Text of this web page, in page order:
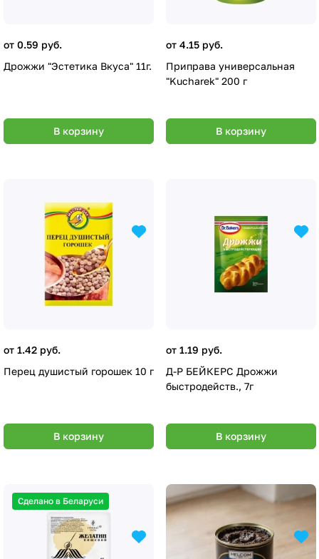
от 0.59 руб.
Дрожжи "Эстетика Вкуса" 11г.
В корзину
от 4.15 руб.
Приправа универсальная
"Kucharek" 200 г
В корзину
от 1.42 руб.
Перец душистый горошек 10 г
В корзину
от 1.19 руб.
Д-Р БЕЙКЕРС Дрожжи
быстродейств., 7г
В корзину
Сделано в Беларуси